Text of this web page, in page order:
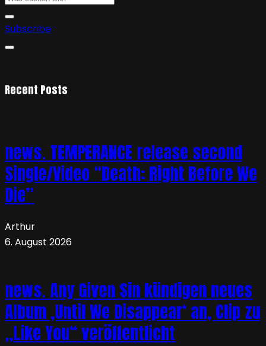
Subscribe
Recent Posts
news. TEMPERANCE release second
Single/Video “Death: Right Before We
Die”
Arthur
6. August 2026
news. Any Given Sin kündigen neues
Album ‚Until We Disappear‘ an, Clip zu
„Like You“ veröffentlicht